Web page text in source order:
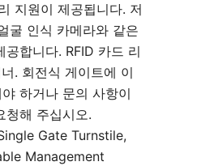
지원이 제공됩니다. 저
굴 인식 카메라와 같은
합니다. RFID 카드 리
. 회전식 게이트에 이
하거나 문의 사항이
청해 주십시오.
Gate Turnstile,
Management